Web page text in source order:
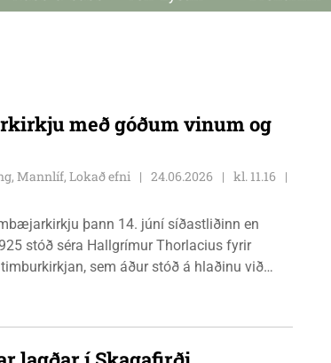
með góðum vinum og
Mannlíf, Lokað efni 24.06.2026
kl. 11.16
þann 14. júní síðastliðinn en
stóð séra Hallgrímur Thorlacius fyrir
sem áður stóð á hlaðinu við
Í tilefni af aldarafmælinu var
var prestur Glaumbæjarkirkju í rúm 40
kirkjuna og söguna.